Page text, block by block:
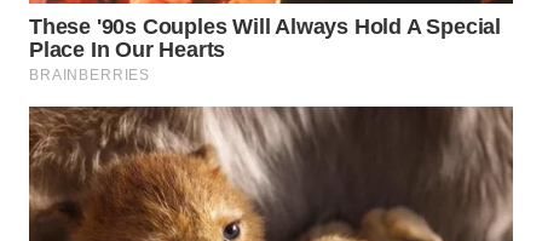
WAHANA
OTOMOTIF
WAHANA
HEALTH
WAHANA